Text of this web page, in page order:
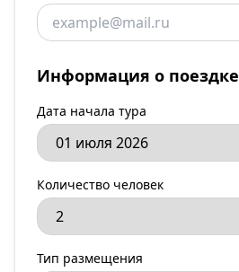
Информация о поездке
Дата начала тура
Количество человек
Тип размещения